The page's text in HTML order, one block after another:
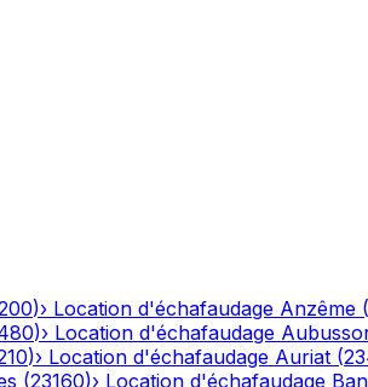
)› Location d'échafaudage Anzême (
)› Location d'échafaudage
)› Location d'échafaudage Auriat (
(23160)› Location d'échafaudage